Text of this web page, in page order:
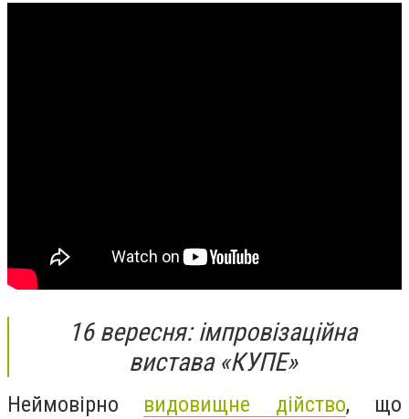
16 вересня: імпровізаційна
вистава «КУПЕ»
Неймовірно видовищне дійство, що